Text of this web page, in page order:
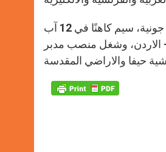
من مواليد 31 ايار 1953 في حارة صخر – كسروان، النيابة البطريركية جونية، سيم كاهنًا في 12 آب
في لبنان ثم في عمان – الاردن، وشغل منصب مدبر